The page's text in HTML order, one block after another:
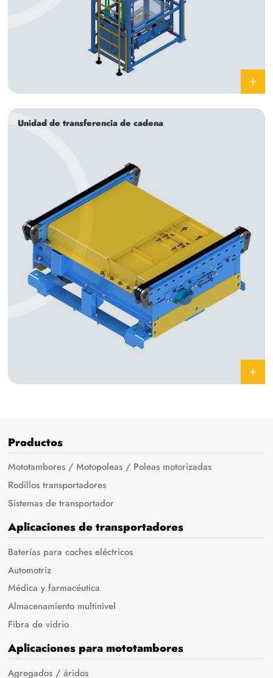
Unidad de transferencia de cadena
Productos
Mototambores / Motopoleas / Poleas motorizadas
Rodillos transportadores
Sistemas de transportador
Aplicaciones de transportadores
Baterías para coches eléctricos
Automotriz
Médica y farmacéutica
Almacenamiento multinivel
Fibra de vidrio
Aplicaciones para mototambores
Agregados / áridos